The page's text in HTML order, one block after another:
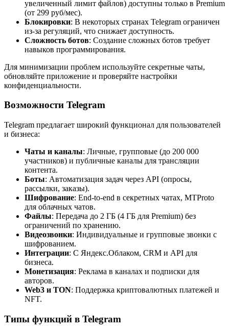
увеличенный лимит файлов) доступны только в Premium
(от 299 руб/мес).
Блокировки: В некоторых странах Telegram ограничен
из-за регуляций, что снижает доступность.
Сложность ботов: Создание сложных ботов требует
навыков программирования.
Для минимизации проблем используйте секретные чаты,
обновляйте приложение и проверяйте настройки
конфиденциальности.
Возможности Telegram
Telegram предлагает широкий функционал для пользователей
и бизнеса:
Чаты и каналы: Личные, групповые (до 200 000
участников) и публичные каналы для трансляции
контента.
Боты: Автоматизация задач через API (опросы,
рассылки, заказы).
Шифрование: End-to-end в секретных чатах, MTProto
для облачных чатов.
Файлы: Передача до 2 ГБ (4 ГБ для Premium) без
ограничений по хранению.
Видеозвонки: Индивидуальные и групповые звонки с
шифрованием.
Интеграции: С Яндекс.Облаком, CRM и API для
бизнеса.
Монетизация: Реклама в каналах и подписки для
авторов.
Web3 и TON: Поддержка криптовалютных платежей и
NFT.
Типы функций в Telegram